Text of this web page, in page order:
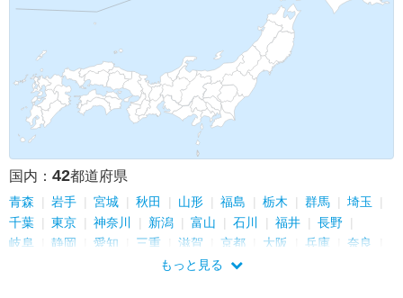
国内： 42都道府県
青森 岩手 宮城 秋田 山形 福島 栃木 群馬
埼玉
千葉
東京 神奈川 新潟 富山 石川 福井
長野
岐阜
静岡 愛知 三重 滋賀 京都 大阪 兵庫
奈良
岡山 広島 山口
もっと見る